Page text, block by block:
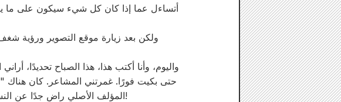
ولكن بعد زيارة موقع التصوير ورؤية
واليوم، وأنا أكتب هذا، هذا الصباح تحديدًا،
حتى بكيت فورًا. غمرتني المشاعر. كان هناك
المؤلف الأصلي راضٍ جدًا عن النسخة الدرامية من "شيروروران: قداس شينسينغومي"، لذا لا تفوتوا مشاهدته!